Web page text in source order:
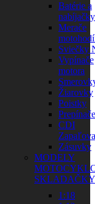
Batérie a
nabíjačky
Merače
Sviečky
Vypínače
motora
Žiarovky
Poistky
Prepínače
CDI
Zásuvky
MODELY
SKLADAČKY
1:18